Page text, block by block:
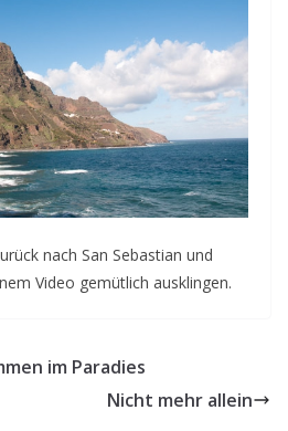
nach San Sebastian und
Video gemütlich ausklingen.
im Paradies
Nicht mehr allein